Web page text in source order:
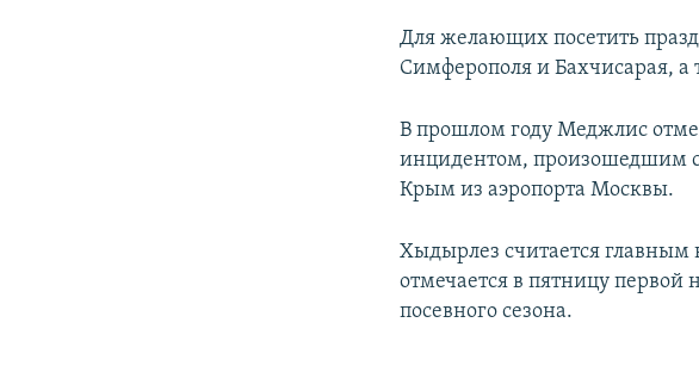
Для желающих посетить
Симферополя и Бахчисарая, а
В прошлом году Меджлис
инцидентом, произошедшим
Крым из аэропорта Москвы.
Хыдырлез считается
отмечается в пятницу первой
посевного сезона.